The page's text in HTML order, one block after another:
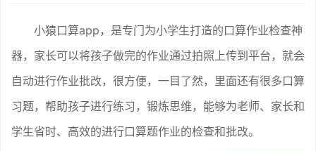
小猿口算app，是专门为小学生打造的口算作业检查神
器，家长可以将孩子做完的作业通过拍照上传到平台，就会
自动进行作业批改，很方便，一目了然，里面还有很多口算
习题，帮助孩子进行练习，锻炼思维，能够为老师、家长和
学生省时、高效的进行口算题作业的检查和批改。